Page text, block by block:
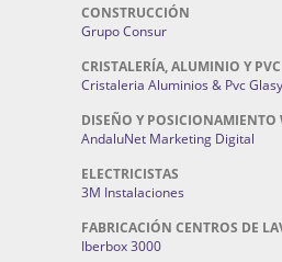
CONSTRUCCIÓN
Grupo Consur
CRISTALERÍA, ALUMINIO Y PVC
Cristaleria Aluminios & Pvc
DISEÑO Y POSICIONAMIENTO
AndaluNet Marketing Digital
ELECTRICISTAS
3M Instalaciones
FABRICACIÓN CENTROS DE
Iberbox 3000